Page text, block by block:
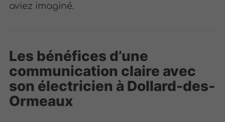
aviez imaginé.
Les bénéfices d’une
communication claire avec
son électricien à Dollard-des-
Ormeaux